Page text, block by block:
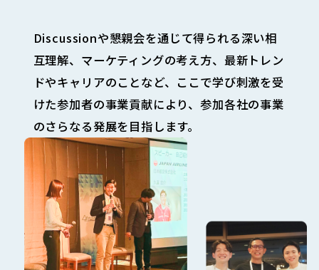
Discussionや懇親会を通じて得られる深い相
互理解、マーケティングの考え方、最新トレン
ドやキャリアのことなど、ここで学び刺激を受
けた参加者の事業貢献により、参加各社の事業
のさらなる発展を目指します。